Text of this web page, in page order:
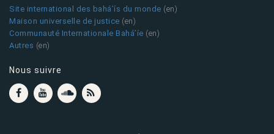
Site international des bahá’ís du monde (en)
Maison universelle de justice (en)
Communauté Internationale Bahá’íe (en)
Autres (en)
Nous suivre